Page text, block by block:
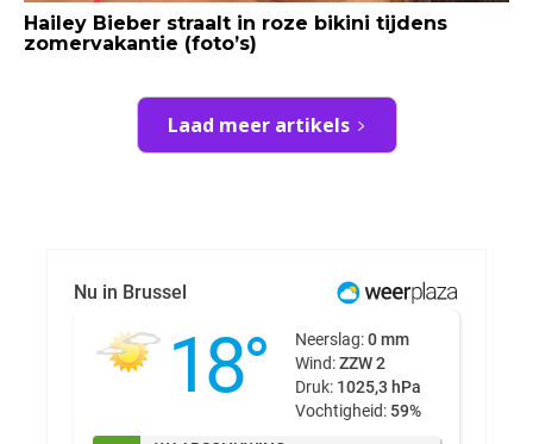
Hailey Bieber straalt in roze bikini tijdens
zomervakantie (foto’s)
Laad meer artikels